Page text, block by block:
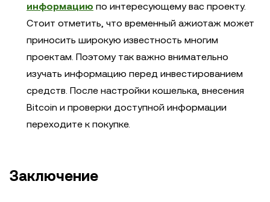
информацию по интересующему вас проекту.
Стоит отметить, что временный ажиотаж может
приносить широкую известность многим
проектам. Поэтому так важно внимательно
изучать информацию перед инвестированием
средств. После настройки кошелька, внесения
Bitcoin и проверки доступной информации
переходите к покупке.
Заключение